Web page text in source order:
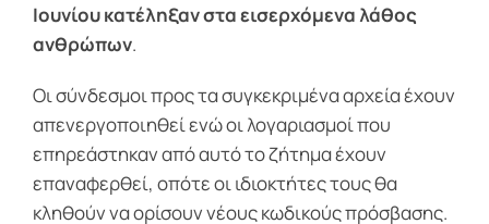
Ιουνίου κατέληξαν στα εισερχόμενα λάθος
ανθρώπων.
Οι σύνδεσμοι προς τα συγκεκριμένα αρχεία έχουν
απενεργοποιηθεί ενώ οι λογαριασμοί που
επηρεάστηκαν από αυτό το ζήτημα έχουν
επαναφερθεί, οπότε οι ιδιοκτήτες τους θα
κληθούν να ορίσουν νέους κωδικούς πρόσβασης.